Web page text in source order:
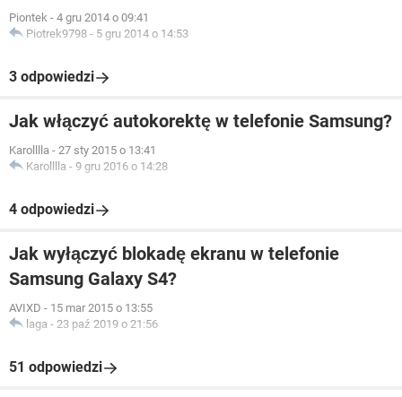
Piontek - 4 gru 2014 o 09:41
Piotrek9798 - 5 gru 2014 o 14:53
3 odpowiedzi
Jak włączyć autokorektę w telefonie Samsung?
Karolllla - 27 sty 2015 o 13:41
Karolllla - 9 gru 2016 o 14:28
4 odpowiedzi
Jak wyłączyć blokadę ekranu w telefonie
Samsung Galaxy S4?
AVIXD - 15 mar 2015 o 13:55
laga - 23 paź 2019 o 21:56
51 odpowiedzi